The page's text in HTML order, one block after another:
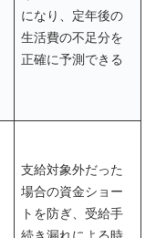
になり、定年後の
生活費の不足分を
正確に予測できる
支給対象外だった
場合の資金ショー
トを防ぎ、受給手